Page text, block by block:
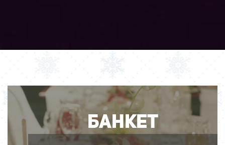
Банкет